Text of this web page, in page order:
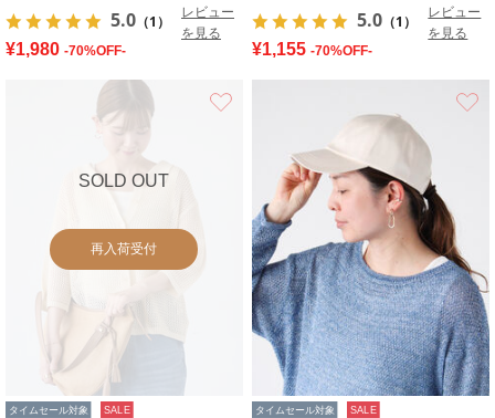
5.0 （1）
レビュー
を見る
¥1,980 -70%OFF-
5.0 （1）
レビュー
を見る
¥1,155 -70%OFF-
SOLD OUT
再入荷受付
タイムセール対象 SALE タイムセール対象 SALE